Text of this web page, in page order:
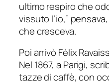
ultimo respiro che
vissuto l’io,”
che cresceva.
Poi arrivò Félix
Nel 1867, a Parigi,
tazze di caffè, con